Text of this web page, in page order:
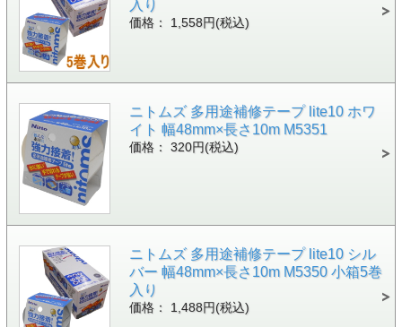
入り
価格： 1,558円(税込)
ニトムズ 多用途補修テープ lite10 ホワ
イト 幅48mm×長さ10m M5351
価格： 320円(税込)
ニトムズ 多用途補修テープ lite10 シル
バー 幅48mm×長さ10m M5350 小箱5巻
入り
価格： 1,488円(税込)